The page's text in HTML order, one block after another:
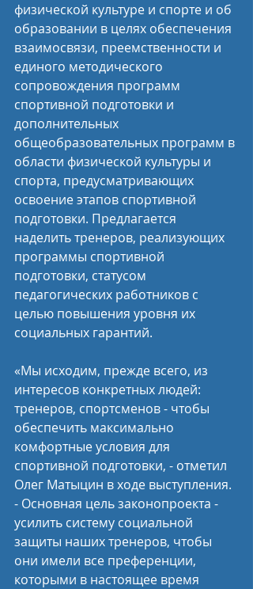
физической культуре и спорте и об
образовании в целях обеспечения
взаимосвязи, преемственности и
единого методического
сопровождения программ
спортивной подготовки и
дополнительных
общеобразовательных программ в
области физической культуры и
спорта, предусматривающих
освоение этапов спортивной
подготовки. Предлагается
наделить тренеров, реализующих
программы спортивной
подготовки, статусом
педагогических работников с
целью повышения уровня их
социальных гарантий.
«Мы исходим, прежде всего, из
интересов конкретных людей:
тренеров, спортсменов - чтобы
обеспечить максимально
комфортные условия для
спортивной подготовки, - отметил
Олег Матыцин в ходе выступления.
- Основная цель законопроекта -
усилить систему социальной
защиты наших тренеров, чтобы
они имели все преференции,
которыми в настоящее время